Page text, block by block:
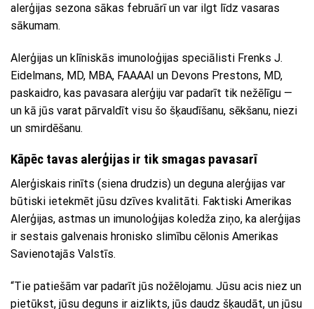
alerģijas sezona sākas februārī un var ilgt līdz vasaras
sākumam.
Alerģijas un klīniskās imunoloģijas speciālisti Frenks J.
Eidelmans, MD, MBA, FAAAAI un Devons Prestons, MD,
paskaidro, kas pavasara alerģiju var padarīt tik nežēlīgu —
un kā jūs varat pārvaldīt visu šo šķaudīšanu, sēkšanu, niezi
un smirdēšanu.
Kāpēc tavas alerģijas ir tik smagas pavasarī
Alerģiskais rinīts (siena drudzis) un deguna alerģijas var
būtiski ietekmēt jūsu dzīves kvalitāti. Faktiski Amerikas
Alerģijas, astmas un imunoloģijas koledža ziņo, ka alerģijas
ir sestais galvenais hronisko slimību cēlonis Amerikas
Savienotajās Valstīs.
“Tie patiešām var padarīt jūs nožēlojamu. Jūsu acis niez un
pietūkst, jūsu deguns ir aizlikts, jūs daudz šķaudāt, un jūsu